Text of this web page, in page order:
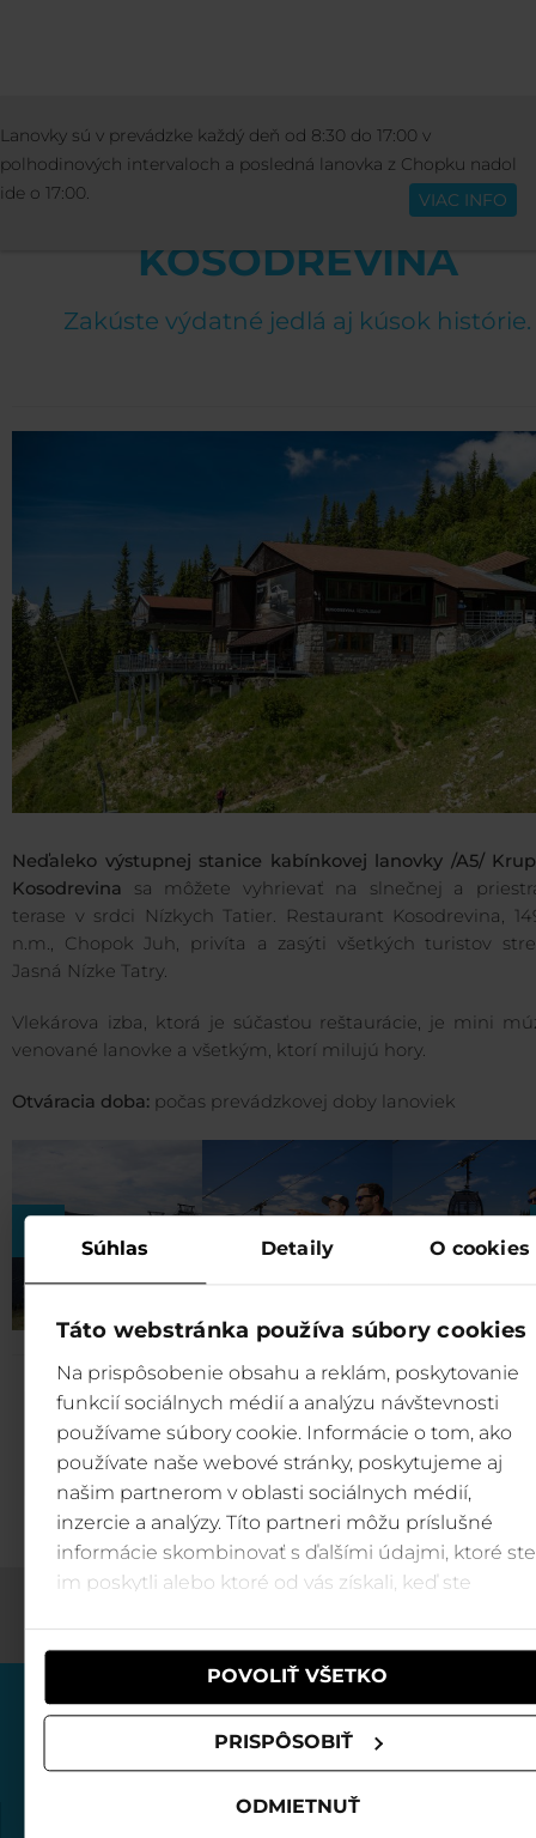
Súhlas Detaily O cookies
Táto webstránka používa súbory cookies
Na prispôsobenie obsahu a reklám, poskytovanie
funkcií sociálnych médií a analýzu návštevnosti
používame súbory cookie. Informácie o tom, ako
používate naše webové stránky, poskytujeme aj
našim partnerom v oblasti sociálnych médií,
inzercie a analýzy. Títo partneri môžu príslušné
informácie skombinovať s ďalšími údajmi, ktoré ste
im poskytli alebo ktoré od vás získali, keď ste
POVOLIŤ VŠETKO
PRISPÔSOBIŤ
ODMIETNUŤ
Slovenčina
STREDISKO
BARY A REŠTAURÁCIE
KOSODREVINA RESTAURANT
KOSODREVINA
Zakúste výdatné jedlá aj kúsok histórie.
Neďaleko výstupnej stanice kabínkovej lanovky /A5/
Kosodrevina sa môžete vyhrievať na slnečnej a
terase v srdci Nízkych Tatier. Restaurant Kosodrevina,
n.m., Chopok Juh, privíta a zasýti všetkých turistov
Jasná Nízke Tatry.
Vlekárova izba, ktorá je súčasťou reštaurácie, je mini
venované lanovke a všetkým, ktorí milujú hory.
Otváracia doba: počas prevádzkovej doby lanoviek
kosodrevina_sk.pdf
2 MB stiahnuť
Lanovky sú v prevádzke každý deň od 8:30 do 17:00 v
polhodinových intervaloch a posledná lanovka z Chopku nadol
ide o 17:00.
VIAC INFO